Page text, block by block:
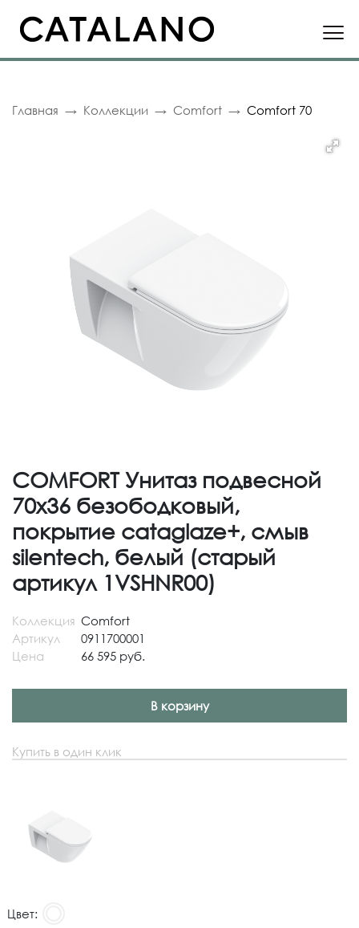
Главная Коллекции Comfort Comfort 70
COMFORT Унитаз подвесной
70х36 безободковый,
покрытие cataglaze+, смыв
silentech, белый (старый
артикул 1VSHNR00)
Коллекция Comfort
Артикул
0911700001
Цена
66 595 руб.
В корзину
Купить в один клик
Цвет: